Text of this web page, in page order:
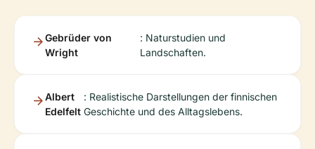
Gebrüder von
Wright
: Naturstudien und
Landschaften.
Albert
Edelfelt
: Realistische Darstellungen der finnischen
Geschichte und des Alltagslebens.